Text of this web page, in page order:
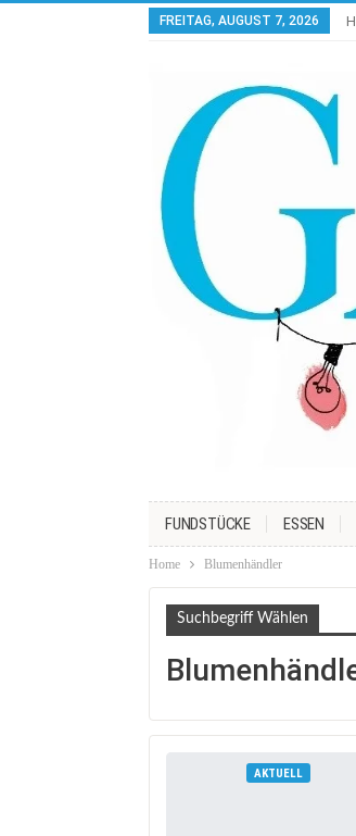
FREITAG, AUGUST 7, 2026
FUNDSTÜCKE ESSEN
Home Blumenhändler
Suchbegriff Wählen
AKTUELL